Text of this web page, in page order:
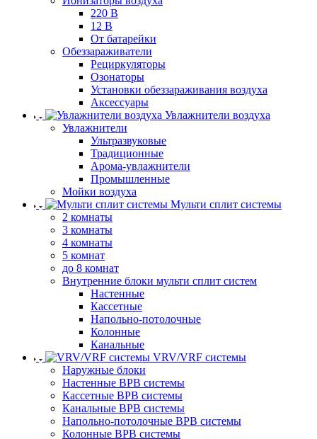
220 В
12 В
От батарейки
Обеззараживатели
Рециркуляторы
Озонаторы
Установки обеззараживания воздуха
Аксессуары
Увлажнители воздуха
Увлажнители
Ультразвуковые
Традиционные
Арома-увлажнители
Промышленные
Мойки воздуха
Мульти сплит системы
2 комнаты
3 комнаты
4 комнаты
5 комнат
до 8 комнат
Внутренние блоки мульти сплит систем
Настенные
Кассетные
Напольно-потолочные
Колонные
Канальные
VRV/VRF системы
Наружные блоки
Настенные ВРВ системы
Кассетные ВРВ системы
Канальные ВРВ системы
Напольно-потолочные ВРВ системы
Колонные ВРВ системы